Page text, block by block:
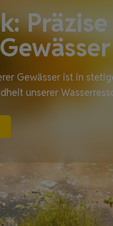
Gewässer ist in
unserer